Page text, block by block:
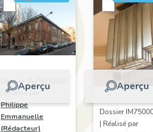
Aperçu
Dossier IA75000310
| Réalisé par
Philippe
Emmanuelle
(Rédacteur)
Aperçu
Dossier
| Réalisé par